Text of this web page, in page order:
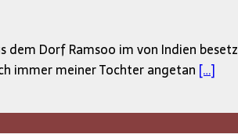
dem Dorf Ramsoo im von Indien
immer meiner Tochter angetan […]